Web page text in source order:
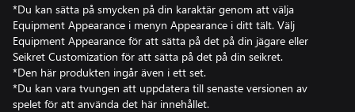
*Du kan sätta på smycken på din karaktär genom att välja
Equipment Appearance i menyn Appearance i ditt tält. Välj
Equipment Appearance för att sätta på det på din jägare eller
Seikret Customization för att sätta på det på din seikret.
*Den här produkten ingår även i ett set.
*Du kan vara tvungen att uppdatera till senaste versionen av
spelet för att använda det här innehållet.